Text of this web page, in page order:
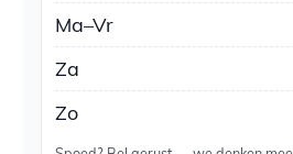
Ma–Vr
Za
Zo